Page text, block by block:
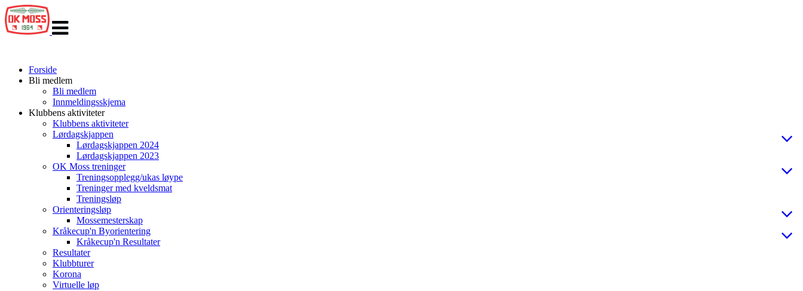
navigasjon
Forside
Bli medlem
Bli medlem
Innmeldingsskjema
Klubbens aktiviteter
Klubbens aktiviteter
Lørdagskjappen
Lørdagskjappen 2024
Lørdagskjappen 2023
OK Moss treninger
Treningsopplegg/ukas løype
Treninger med kveldsmat
Treningsløp
Orienteringsløp
Mossemesterskap
Kråkecup'n Byorientering
Kråkecup'n Resultater
Resultater
Klubbturer
Korona
Virtuelle løp